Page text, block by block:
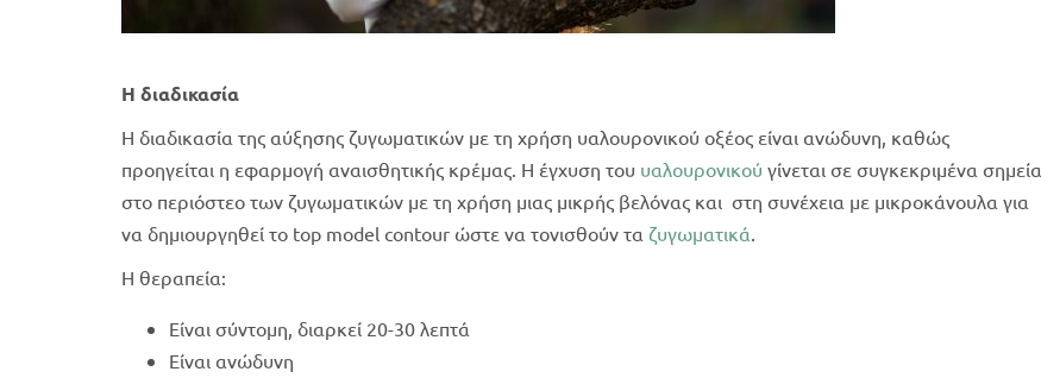
Η διαδικασία
Η διαδικασία της αύξησης ζυγωματικών με τη χρήση υαλουρονικού οξέος είναι ανώδυνη, καθώς
προηγείται η εφαρμογή αναισθητικής κρέμας. Η έγχυση του υαλουρονικού γίνεται σε συγκεκριμένα σημεία
στο περιόστεο των ζυγωματικών με τη χρήση μιας μικρής βελόνας και στη συνέχεια με μικροκάνουλα για
να δημιουργηθεί το top model contour ώστε να τονισθούν τα ζυγωματικά
Η θεραπεία:
Είναι σύντομη, διαρκεί 20-30 λεπτά
Είναι ανώδυνη